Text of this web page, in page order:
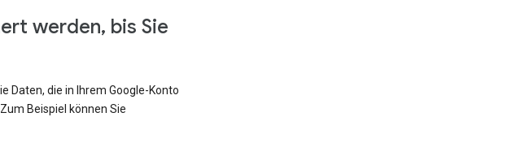
werden, bis Sie
Daten, die in Ihrem Google-Konto
Beispiel können Sie